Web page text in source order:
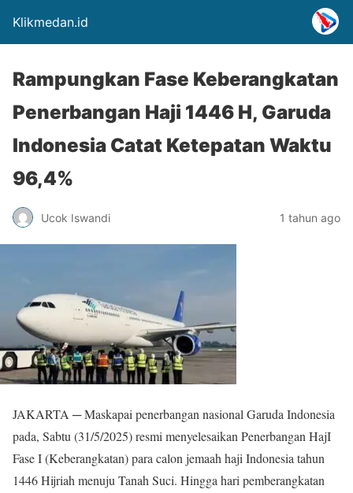
Klikmedan.id
Rampungkan Fase Keberangkatan
Penerbangan Haji 1446 H, Garuda
Indonesia Catat Ketepatan Waktu
96,4%
Ucok Iswandi 1 tahun ago
JAKARTA ─ Maskapai penerbangan nasional Garuda Indonesia
pada, Sabtu (31/5/2025) resmi menyelesaikan Penerbangan HajI
Fase I (Keberangkatan) para calon jemaah haji Indonesia tahun
1446 Hijriah menuju Tanah Suci. Hingga hari pemberangkatan